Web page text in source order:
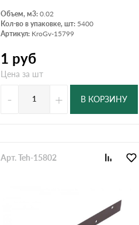
Объем, м3: 0.02
Кол-во в упаковке, шт: 5400
Артикул: KroGv-15799
1 руб
Цена за шт
- + В КОРЗИНУ
Арт. Teh-15802